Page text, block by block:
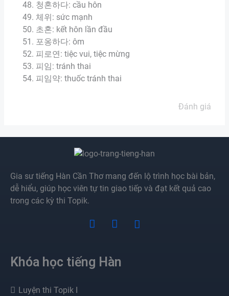
청혼하다: cầu hôn
체위: sức mạnh
초혼: kết hôn lần đầu
포옹하다: ôm
피로연: tiệc vui, tiệc mừng
피임: tránh thai
피임약: thuốc tránh thai
Đánh giá
Gia sư tiếng Hàn Cần Thơ mang đến lộ trình học bài bản,
dễ hiểu, giúp học viên tự tin giao tiếp và đạt kết quả cao
trong các kỳ thi Topik.
Khóa học tiếng Hàn
Luyện thi Topik I